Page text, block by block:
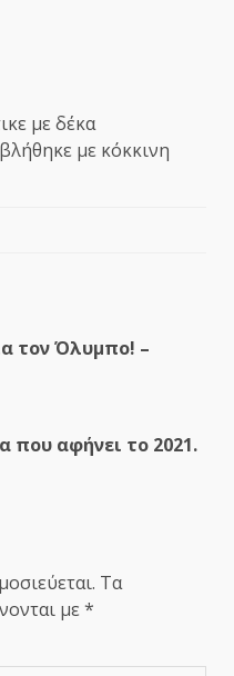
με δέκα
με κόκκινη
τον Όλυμπο! –
που αφήνει το 2021.
Τα
με *